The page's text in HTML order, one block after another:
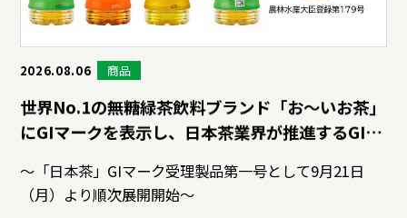
コンプライアンス
役員紹介
統合レポート
サステナビリティトップ
研究開発への考え方・体制
研究・技術開発
3つの重点テーマ
研究リリース
学会発表・論文
IR・投資家情報
個人投資家の皆さまへ
経営戦略
業績・財務情報
ニュースルーム
採用サイト
2026.08.06 商品
世界No.1の無糖緑茶飲料ブランド「お〜いお茶」
にGIマークを表示し、日本茶業界が推進するGIの
～「日本茶」GIマーク受理製品第一号として9月21日
（月）より順次展開開始～